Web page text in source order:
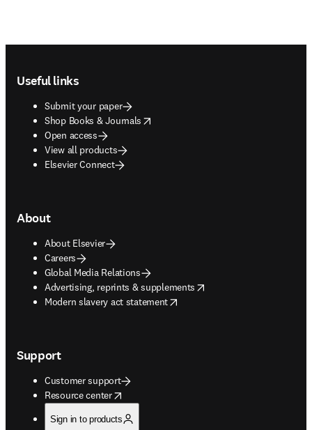
Useful links
Submit your paper
Shop Books & Journals
opens in new tab/window
Open access
View all products
Elsevier Connect
About
About Elsevier
Careers
Global Media Relations
Advertising, reprints & supplements
opens in new tab/window
Modern slavery act statement
opens in new tab/window
Support
Customer support
Resource center
opens in new tab/window
Sign in to products